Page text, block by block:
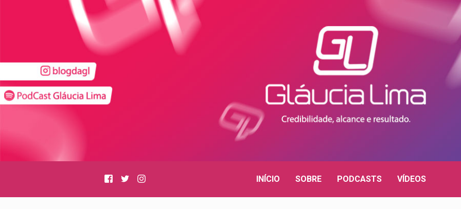
Facebook
Twitter INÍCIO SOBRE PODCASTS VÍDEOS